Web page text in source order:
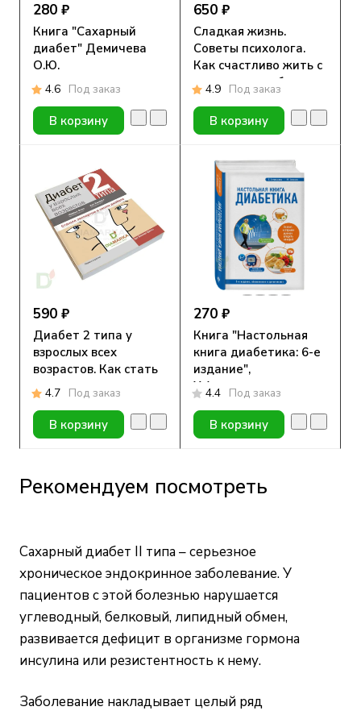
280 ₽
Книга "Сахарный
диабет" Демичева
О.Ю.
4.6 Под заказ
В корзину
650 ₽
Сладкая жизнь.
Советы психолога.
Как счастливо жить с
сахарным диабетом.
Загоровская Т. Ю.
4.9 Под заказ
В корзину
590 ₽
Диабет 2 типа у
взрослых всех
возрастов. Как стать
экспертом в своем
диабете. Чарльз
Фокс, Анн Килверт
4.7 Под заказ
В корзину
270 ₽
Книга "Настольная
книга диабетика: 6-е
издание",
Х.Астамирова,
М.Ахманов
4.4 Под заказ
В корзину
Рекомендуем посмотреть
Сахарный диабет II типа – серьезное
хроническое эндокринное заболевание. У
пациентов с этой болезнью нарушается
углеводный, белковый, липидный обмен,
развивается дефицит в организме гормона
инсулина или резистентность к нему.
Заболевание накладывает целый ряд